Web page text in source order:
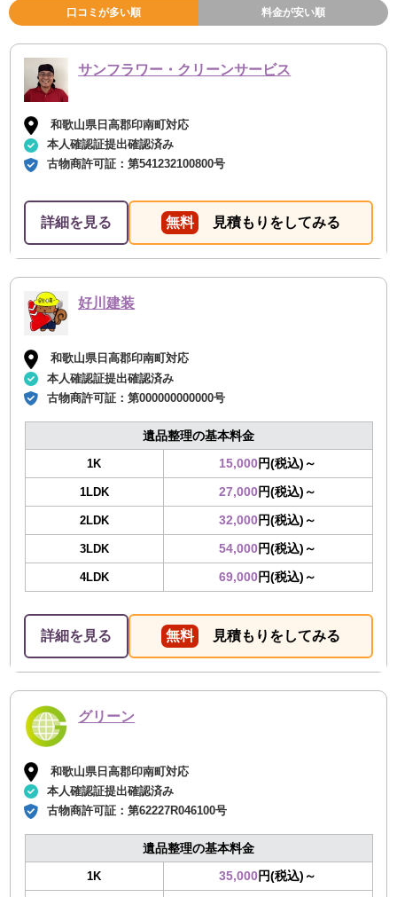
口コミが多い順 料金が安い順
サンフラワー・クリーンサービス
和歌山県日高郡印南町対応
本人確認証提出確認済み
古物商許可証：第541232100800号
詳細を見る 無料 見積もりをしてみる
好川建装
和歌山県日高郡印南町対応
本人確認証提出確認済み
古物商許可証：第000000000000号
遺品整理の基本料金
1K 15,000円(税込)～
1LDK 27,000円(税込)～
2LDK 32,000円(税込)～
3LDK 54,000円(税込)～
4LDK 69,000円(税込)～
詳細を見る 無料 見積もりをしてみる
グリーン
和歌山県日高郡印南町対応
本人確認証提出確認済み
古物商許可証：第62227R046100号
遺品整理の基本料金
1K 35,000円(税込)～